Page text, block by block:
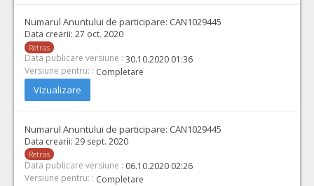
Numarul Anuntului de participare: CAN1029445
Data crearii: 27 oct. 2020
Retras
Data publicare versiune : 30.10.2020 01:36
Versiune pentru: : Completare
Vizualizare
Numarul Anuntului de participare: CAN1029445
Data crearii: 29 sept. 2020
Retras
Data publicare versiune : 06.10.2020 02:26
Versiune pentru: : Completare